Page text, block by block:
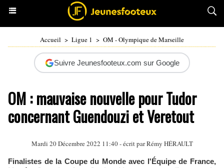
Accueil > Ligue 1 > OM - Olympique de Marseille
Suivre Jeunesfooteux.com sur Google
OM : mauvaise nouvelle pour Tudor
concernant Guendouzi et Veretout
Mardi 20 Décembre 2022 11:40 - écrit parRémy HÉRAULT
Finalistes de la Coupe du Monde avec l'Équipe de France,